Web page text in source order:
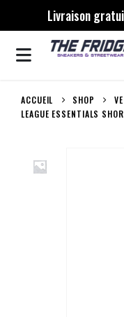
Livraison
ACCUEIL SHOP
LEAGUE ESSENTIALS